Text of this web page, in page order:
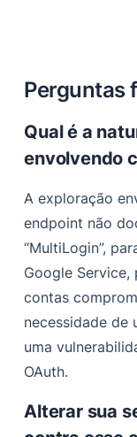
Perguntas
Qual é a
envolvendo
A exploração
endpoint não
“MultiLogin”,
Google
contas
necessidade de
uma
OAuth.
Alterar sua